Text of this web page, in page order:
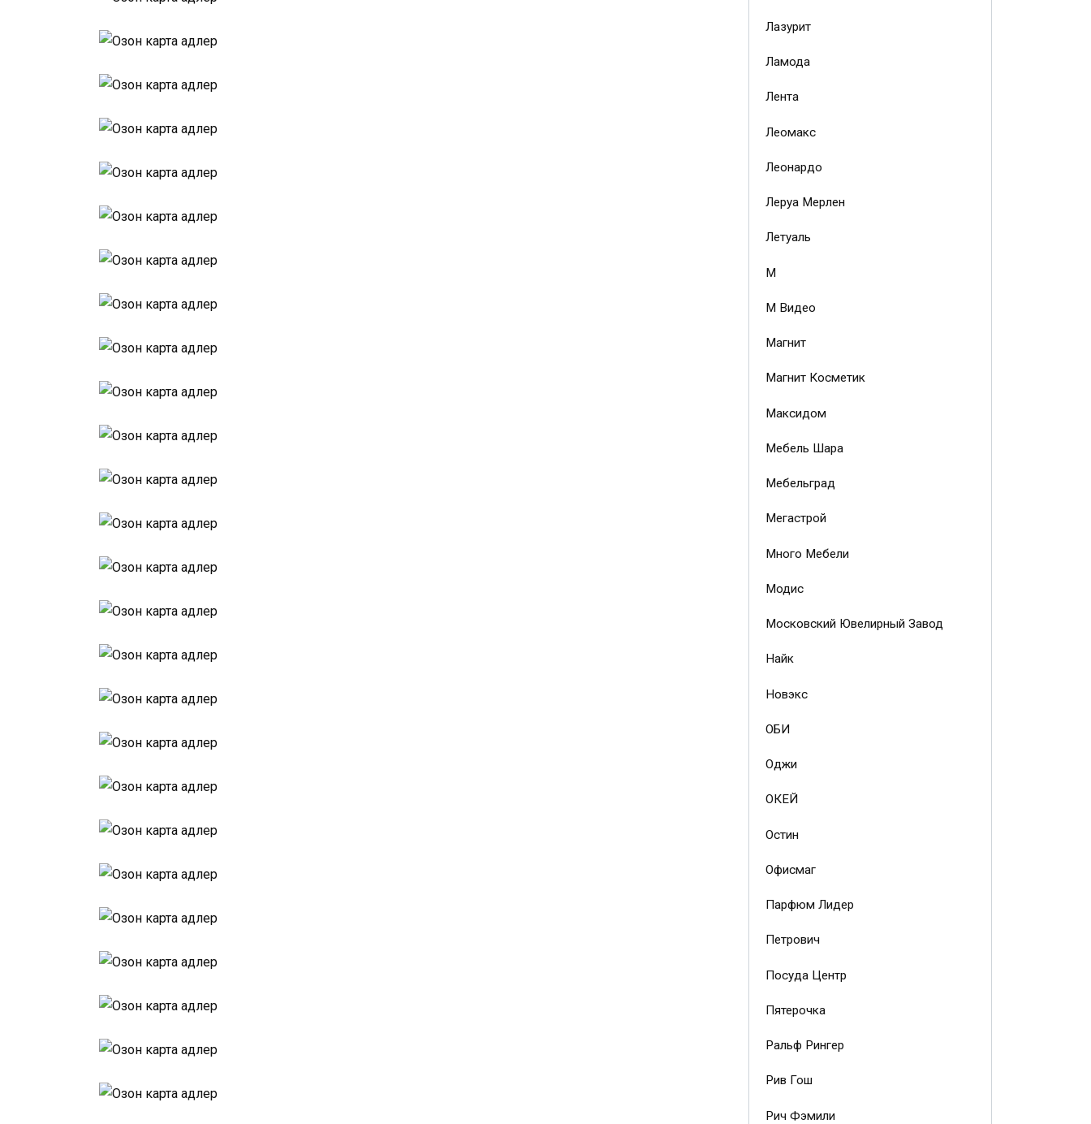
Лазурит
Ламода
Лента
Леомакс
Леонардо
Леруа Мерлен
Летуаль
М
М Видео
Магнит
Магнит Косметик
Максидом
Мебель Шара
Мебельград
Мегастрой
Много Мебели
Модис
Московский Ювелирный Завод
Найк
Новэкс
ОБИ
Оджи
ОКЕЙ
Остин
Офисмаг
Парфюм Лидер
Петрович
Посуда Центр
Пятерочка
Ральф Рингер
Рив Гош
Рич Фэмили